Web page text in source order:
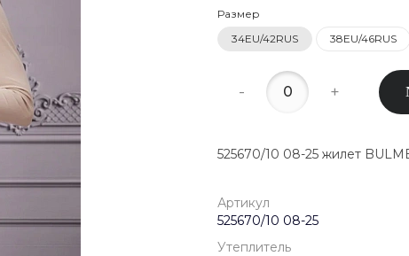
г.
Школьная,
Пн-Пт 09:00 -
Размер
34EU/42RUS
38EU/46RUS
- +
525670/10 08-25 жилет
Артикул
525670/10 08-25
Утеплитель